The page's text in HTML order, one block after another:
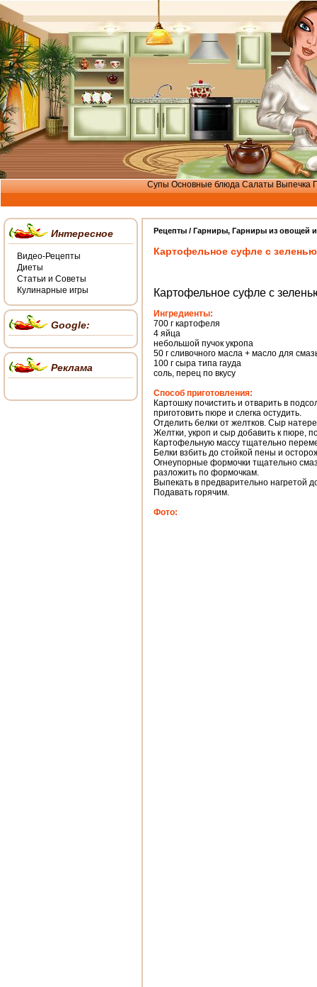
Супы Основные блюда Салаты Выпечка
Рецепты / Гарниры, Гарниры из овощей
Картофельное суфле с зеленью
Картофельное суфле с
Ингредиенты:
700 г картофеля
4 яйца
небольшой пучок укропа
50 г сливочного масла + масло для
100 г сыра типа гауда
соль, перец по вкусу
Способ приготовления:
Картошку почистить и отварить в
приготовить пюре и слегка остудить.
Отделить белки от желтков. Сыр
Желтки, укроп и сыр добавить к пюре,
Картофельную массу тщательно
Белки взбить до стойкой пены и
Огнеупорные формочки тщательно
разложить по формочкам.
Выпекать в предварительно нагретой
Подавать горячим.
Фото:
Интересное
Видео-Рецепты
Диеты
Статьи и Советы
Кулинарные игры
Google:
Реклама